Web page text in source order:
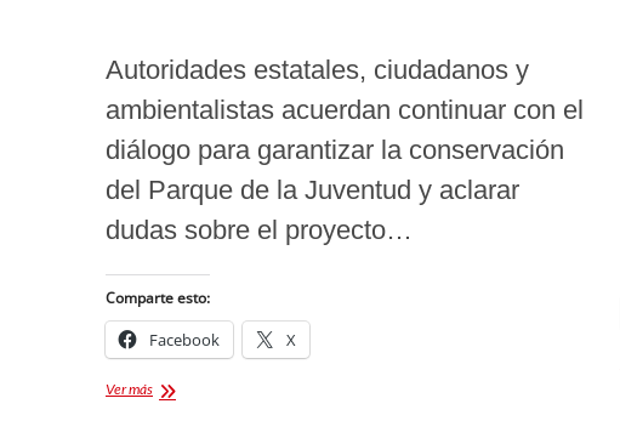
Autoridades estatales, ciudadanos y
ambientalistas acuerdan continuar con el
diálogo para garantizar la conservación
del Parque de la Juventud y aclarar
dudas sobre el proyecto…
Comparte esto:
Facebook X
Ver másAvanzan